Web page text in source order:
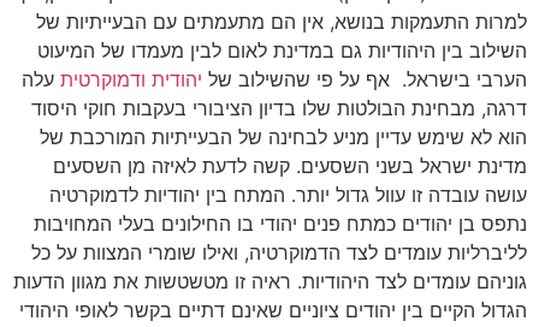
למרות התעמקות בנושא, אין הם מתעמתים עם הבעייתיות של
השילוב בין היהודיות גם במדינת לאום לבין מעמדו של המיעוט
הערבי בישראל. אף על פי שהשילוב של יהודית ודמוקרטית עלה
דרגה, מבחינת הבולטות שלו בדיון הציבורי בעקבות חוקי היסוד
הוא לא שימש עדיין מניע לבחינה של הבעייתיות המורכבת של
מדינת ישראל בשני השסעים. קשה לדעת לאיזה מן השסעים
עושה עובדה זו עוול גדול יותר. המתח בין יהודיות לדמוקרטיה
נתפס בן יהודים כמתח פנים יהודי בו החילונים בעלי המחויבות
לליברליות עומדים לצד הדמוקרטיה, ואילו שומרי המצוות על כל
גוניהם עומדים לצד היהודיות. ראיה זו מטשטשות את מגוון הדעות
הגדול הקיים בין יהודים ציוניים שאינם דתיים בקשר לאופי היהודי